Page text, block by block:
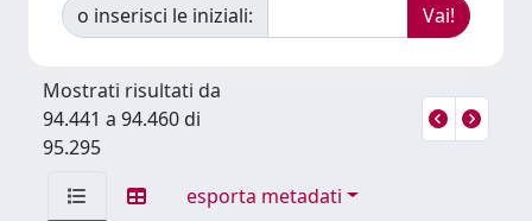
o inserisci le iniziali:
Mostrati risultati da
94.441 a 94.460 di
95.295
esporta metadati